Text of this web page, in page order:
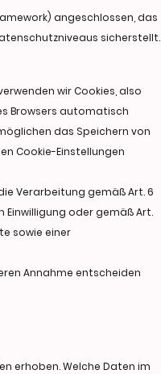
angeschlossen, das
sicherstellt.
wir Cookies, also
Browsers automatisch
das Speichern von
Cookie-Einstellungen
Verarbeitung gemäß Art. 6
Einwilligung oder gemäß Art.
sowie einer
Annahme entscheiden
erhoben. Welche Daten im